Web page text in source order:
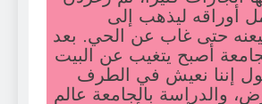
أوراقه ليذهب إلى
حتى غاب عن الحي. بعد
أصبح يتغيب عن البيت
إننا نعيش في الطرف
والدراسة بالجامعة عالم